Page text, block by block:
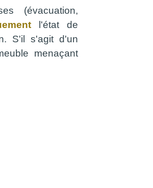
(évacuation,
l'état de
S'il s'agit d'un
menaçant